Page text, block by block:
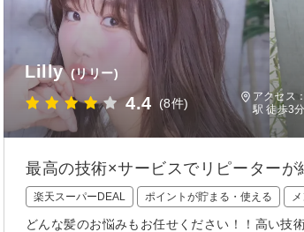
Lilly (リリー)
4.4 (8件)
アクセス
駅 徒歩3分
最高の技術×サービスでリピーター
楽天スーパーDEAL ポイントが貯まる・使える
どんな髪のお悩みもお任せください！！高い技